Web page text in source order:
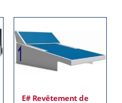
E# Revêtement de